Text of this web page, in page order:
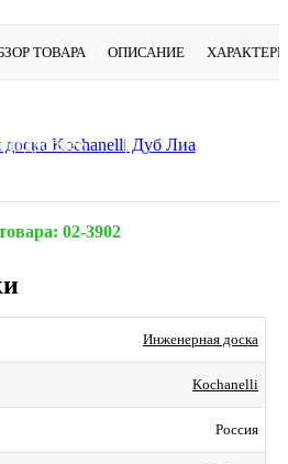
ТОВАРА ОПИСАНИЕ
Подробнее
02-3902
Инженерная доска
Kochanelli
Россия